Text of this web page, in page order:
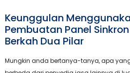
Keunggulan
Pembuatan Panel
Berkah Dua Pilar
Mungkin anda bertanya-tanya, apa